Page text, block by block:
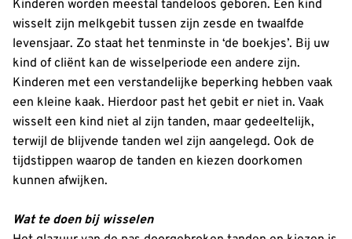
Kinderen worden meestal tandeloos geboren. Een kind
wisselt zijn melkgebit tussen zijn zesde en twaalfde
levensjaar. Zo staat het tenminste in ‘de boekjes’. Bij uw
kind of cliënt kan de wisselperiode een andere zijn.
Kinderen met een verstandelijke beperking hebben vaak
een kleine kaak. Hierdoor past het gebit er niet in. Vaak
wisselt een kind niet al zijn tanden, maar gedeeltelijk,
terwijl de blijvende tanden wel zijn aangelegd. Ook de
tijdstippen waarop de tanden en kiezen doorkomen
kunnen afwijken.
Wat te doen bij wisselen